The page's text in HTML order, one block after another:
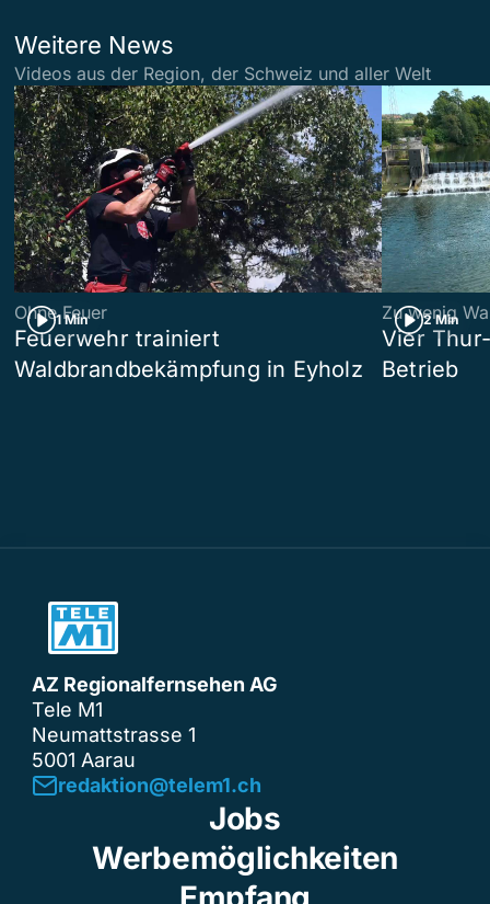
Weitere News
Videos aus der Region, der Schweiz und aller Welt
1 Min
Ohne Feuer
Feuerwehr trainiert
Waldbrandbekämpfung in Eyholz
2 Min
Zu wenig
Vier
Betrieb
AZ Regionalfernsehen AG
Tele M1
Neumattstrasse 1
5001 Aarau
redaktion@telem1.ch
Jobs
Werbemöglichkeiten